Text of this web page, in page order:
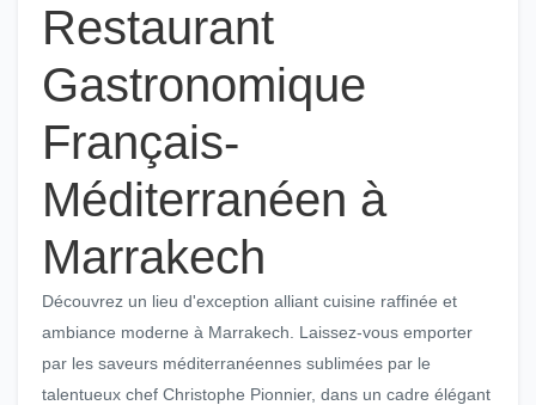
Restaurant
Gastronomique
Français-
Méditerranéen à
Marrakech
Découvrez un lieu d'exception alliant cuisine raffinée et
ambiance moderne à Marrakech. Laissez-vous emporter
par les saveurs méditerranéennes sublimées par le
talentueux chef Christophe Pionnier, dans un cadre élégant